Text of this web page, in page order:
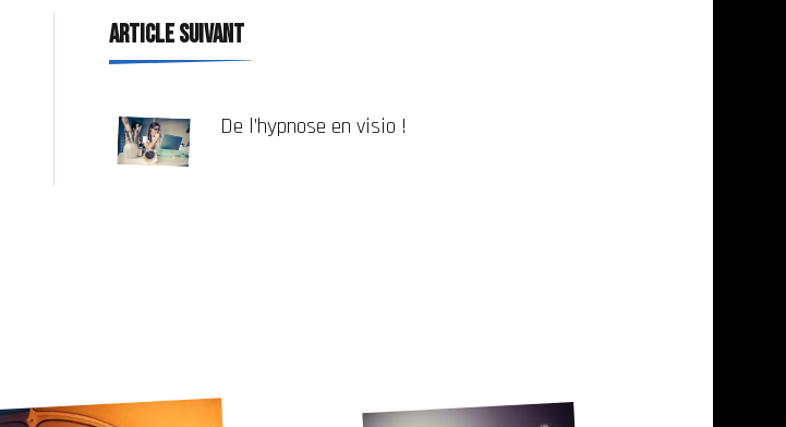
Navigation
d'article
ARTICLE SUIVANT
De l’hypnose en visio !